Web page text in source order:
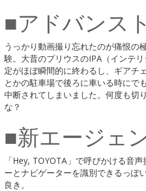
■アドバンス
うっかり動画撮り忘れたのが痛恨の
験。大昔のプリウスのIPA（インテ
定がほぼ瞬間的に終わるし、ギアチ
とかの駐車場で後ろに車いる時にで
中断されてしまいました。何度も切
な？
■新エージェ
「Hey, TOYOTA」で呼びかける音
ーとナビゲーターを識別できるっぽ
良き。